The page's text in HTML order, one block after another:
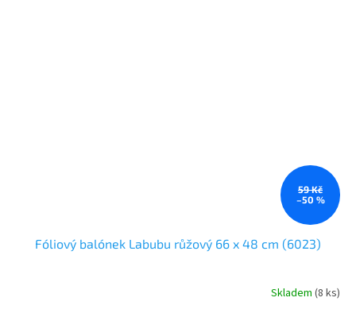
59 Kč
–50 %
Fóliový balónek Labubu růžový 66 x 48 cm (6023)
Skladem (8 ks)